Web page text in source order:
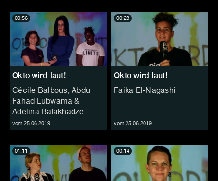
Okto wird laut!
Cécile Balbous, Abdu
Fahad Lubwama &
Adelina Balakhadze
vom 25.06.2019
00:56
Okto wird laut!
Faika El-Nagashi
vom 25.06.2019
00:28
01:11 00:14